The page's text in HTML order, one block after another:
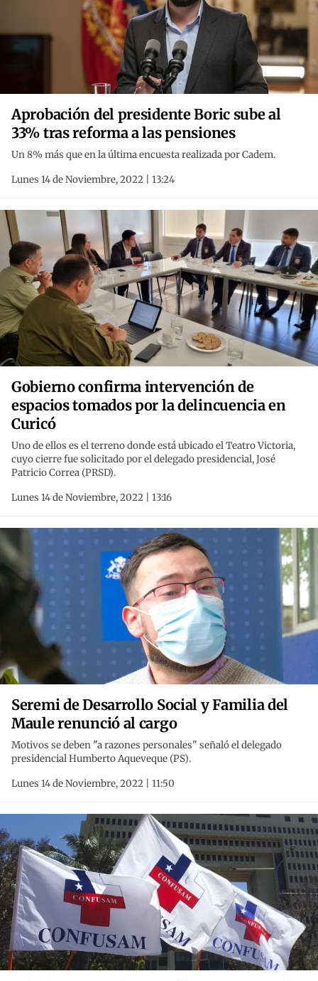
Aprobación del presidente Boric sube al
33% tras reforma a las pensiones
Un 8% más que en la última encuesta realizada por Cadem.
Lunes 14 de Noviembre, 2022 | 13:24
Gobierno confirma intervención de
espacios tomados por la delincuencia en
Curicó
Uno de ellos es el terreno donde está ubicado el Teatro Victoria,
cuyo cierre fue solicitado por el delegado presidencial, José
Patricio Correa (PRSD).
Lunes 14 de Noviembre, 2022 | 13:16
Seremi de Desarrollo Social y Familia del
Maule renunció al cargo
Motivos se deben "a razones personales" señaló el delegado
presidencial Humberto Aqueveque (PS).
Lunes 14 de Noviembre, 2022 | 11:50